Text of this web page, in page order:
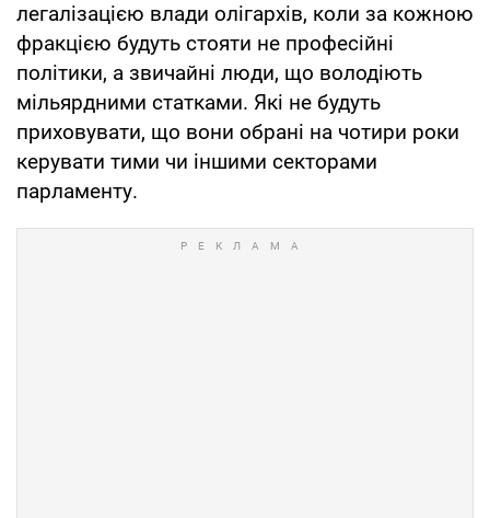
легалізацією влади олігархів, коли за кожною
фракцією будуть стояти не професійні
політики, а звичайні люди, що володіють
мільярдними статками. Які не будуть
приховувати, що вони обрані на чотири роки
керувати тими чи іншими секторами
парламенту.